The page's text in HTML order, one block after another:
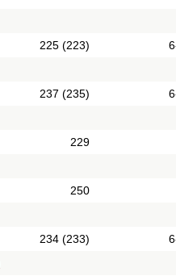
225 (223)
237 (235)
229
250
234 (233)